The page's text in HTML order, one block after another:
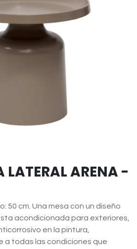
LATERAL ARENA -
50 cm. Una mesa con un diseño
acondicionada para exteriores,
en la pintura,
a todas las condiciones que